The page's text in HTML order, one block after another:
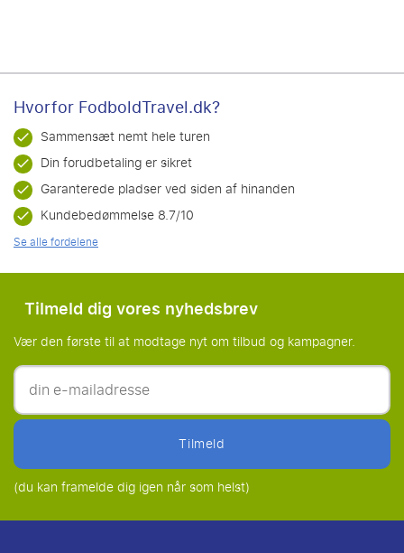
Hvorfor FodboldTravel.dk?
Sammensæt nemt hele turen
Din forudbetaling er sikret
Garanterede pladser ved siden af hinanden
Kundebedømmelse 8.7/10
Se alle fordelene
Tilmeld dig vores nyhedsbrev
Vær den første til at modtage nyt om tilbud og kampagner.
tilmeld
(du kan framelde dig igen når som helst)